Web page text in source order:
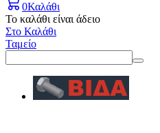
0Καλάθι
Το καλάθι είναι άδειο
Στο Καλάθι
Ταμείο